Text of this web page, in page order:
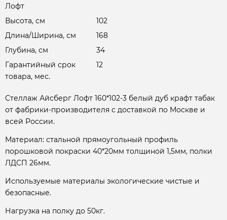
Лофт
Высота, см
102
Длина/Ширина, см
168
Глубина, см
34
Гарантийный срок
товара, мес.
12
Стеллаж Айсберг Лофт 160*102-3 белый дуб крафт табак
от фабрики-производителя с доставкой по Москве и
всей России.
Материал: стальной прямоугольный профиль
порошковой покраски 40*20мм толщиной 1,5мм, полки
ЛДСП 26мм.
Используемые материалы экологические чистые и
безопасные.
Нагрузка на полку до 50кг.